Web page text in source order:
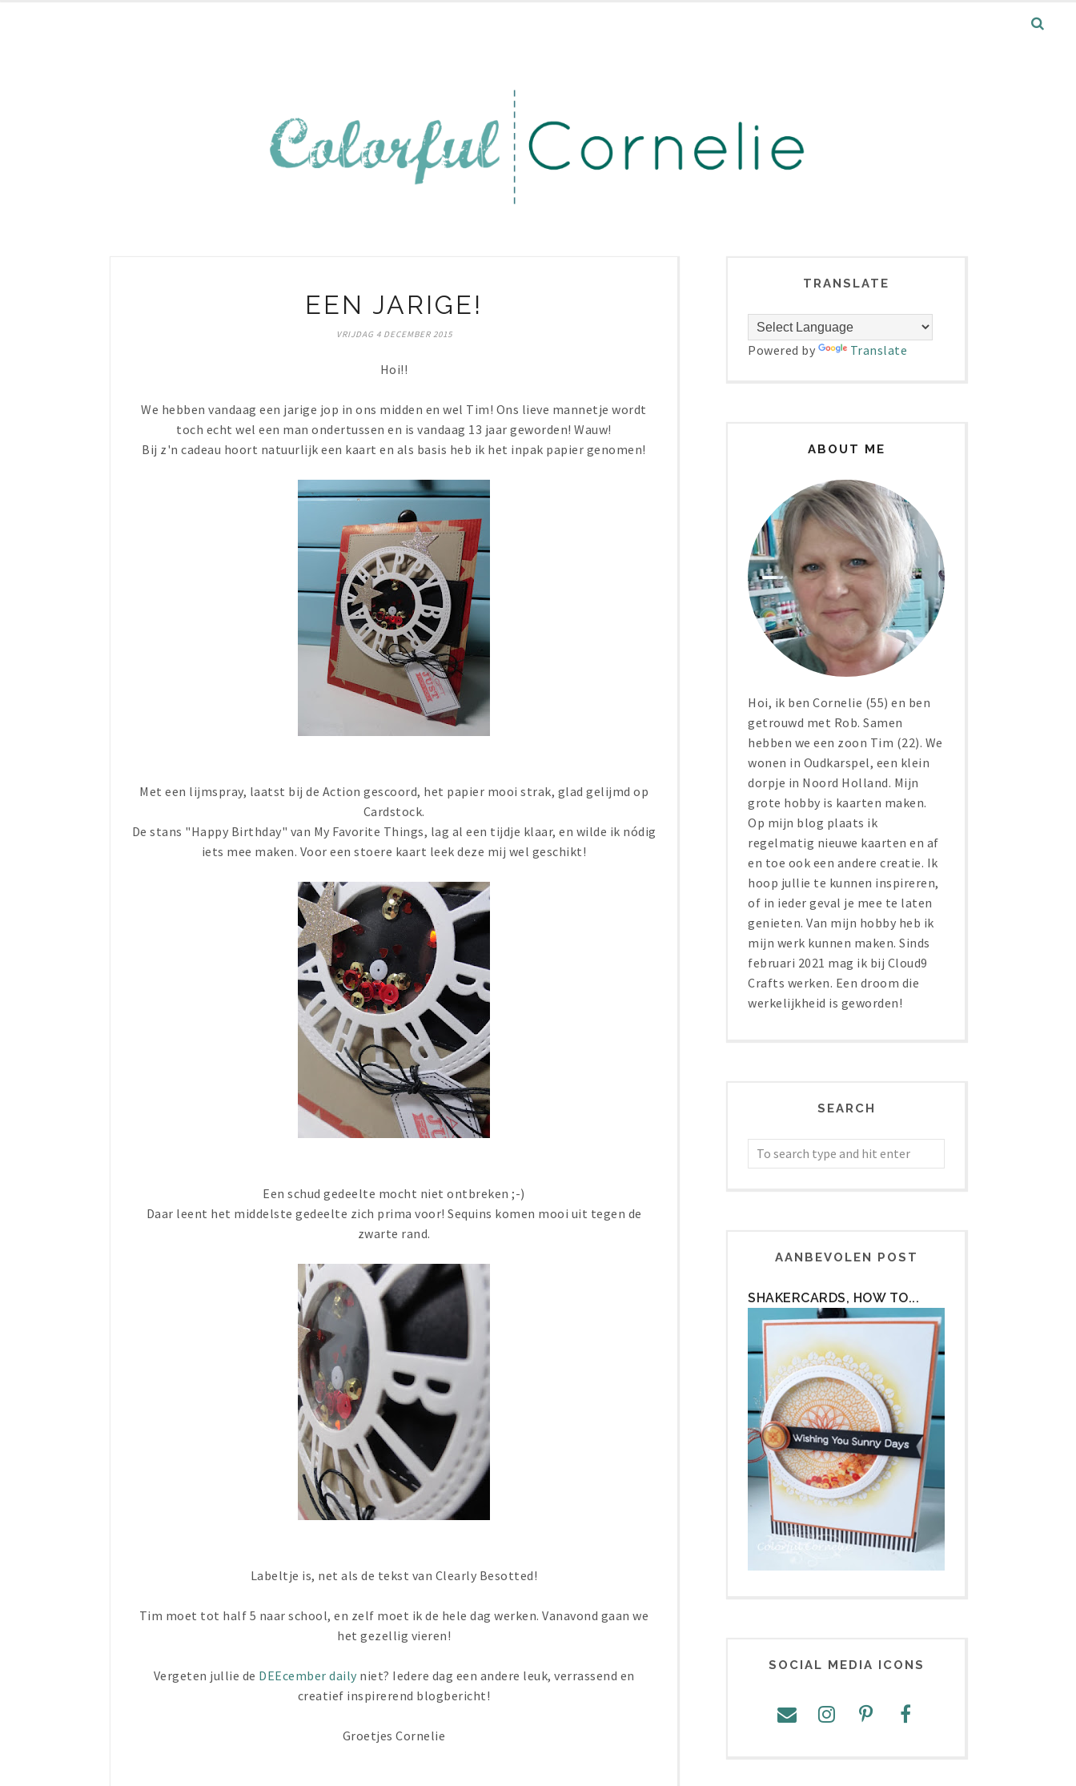
EEN JARIGE!
VRIJDAG 4 DECEMBER 2015
Hoi!!
We hebben vandaag een jarige jop in ons midden en wel Tim! Ons lieve mannetje wordt
toch echt wel een man ondertussen en is vandaag 13 jaar geworden! Wauw!
Bij z'n cadeau hoort natuurlijk een kaart en als basis heb ik het inpak papier genomen!
Met een lijmspray, laatst bij de Action gescoord, het papier mooi strak, glad gelijmd op
Cardstock.
De stans "Happy Birthday" van My Favorite Things, lag al een tijdje klaar, en wilde ik nódig
iets mee maken. Voor een stoere kaart leek deze mij wel geschikt!
Een schud gedeelte mocht niet ontbreken ;-)
Daar leent het middelste gedeelte zich prima voor! Sequins komen mooi uit tegen de
zwarte rand.
Labeltje is, net als de tekst van Clearly Besotted!
Tim moet tot half 5 naar school, en zelf moet ik de hele dag werken. Vanavond gaan we
het gezellig vieren!
Vergeten jullie de DEEcember daily niet? Iedere dag een andere leuk, verrassend en
creatief inspirerend blogbericht!
Groetjes Cornelie
TRANSLATE
Powered by Translate
ABOUT ME
Hoi, ik ben Cornelie (55) en ben
getrouwd met Rob. Samen
hebben we een zoon Tim (22). We
wonen in Oudkarspel, een klein
dorpje in Noord Holland. Mijn
grote hobby is kaarten maken.
Op mijn blog plaats ik
regelmatig nieuwe kaarten en af
en toe ook een andere creatie. Ik
hoop jullie te kunnen inspireren,
of in ieder geval je mee te laten
genieten. Van mijn hobby heb ik
mijn werk kunnen maken. Sinds
februari 2021 mag ik bij Cloud9
Crafts werken. Een droom die
werkelijkheid is geworden!
SEARCH
AANBEVOLEN POST
SHAKERCARDS, HOW TO...
SOCIAL MEDIA ICONS